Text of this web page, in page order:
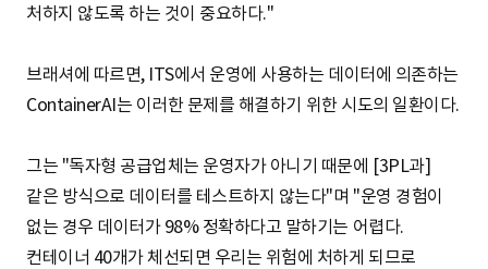
처하지 않도록 하는 것이 중요하다."
브래셔에 따르면, ITS에서 운영에 사용하는 데이터에 의존하는
ContainerAI는 이러한 문제를 해결하기 위한 시도의 일환이다.
그는 "독자형 공급업체는 운영자가 아니기 때문에 [3PL과]
같은 방식으로 데이터를 테스트하지 않는다"며 "운영 경험이
없는 경우 데이터가 98% 정확하다고 말하기는 어렵다.
컨테이너 40개가 체선되면 우리는 위험에 처하게 되므로